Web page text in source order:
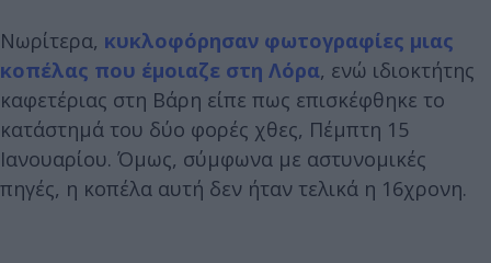
Νωρίτερα, κυκλοφόρησαν φωτογραφίες μιας
κοπέλας που έμοιαζε στη Λόρα, ενώ ιδιοκτήτης
καφετέριας στη Βάρη είπε πως επισκέφθηκε το
κατάστημά του δύο φορές χθες, Πέμπτη 15
Ιανουαρίου. Όμως, σύμφωνα με αστυνομικές
πηγές, η κοπέλα αυτή δεν ήταν τελικά η 16χρονη.